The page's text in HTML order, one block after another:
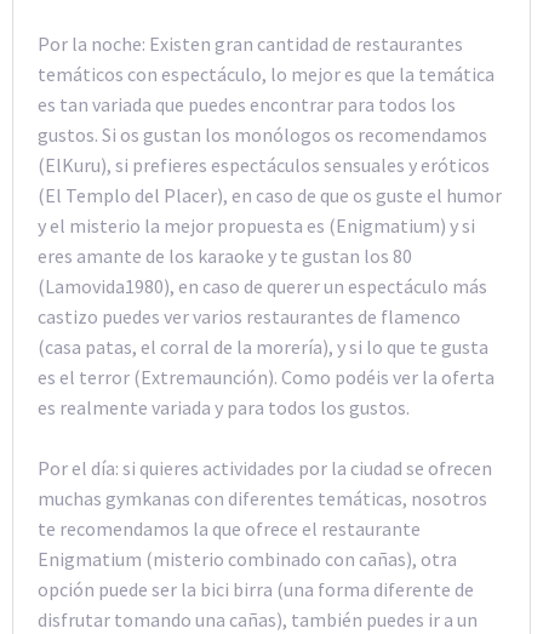
Por la noche: Existen gran cantidad de restaurantes
temáticos con espectáculo, lo mejor es que la temática
es tan variada que puedes encontrar para todos los
gustos. Si os gustan los monólogos os recomendamos
(ElKuru), si prefieres espectáculos sensuales y eróticos
(El Templo del Placer), en caso de que os guste el humor
y el misterio la mejor propuesta es (Enigmatium) y si
eres amante de los karaoke y te gustan los 80
(Lamovida1980), en caso de querer un espectáculo más
castizo puedes ver varios restaurantes de flamenco
(casa patas, el corral de la morería), y si lo que te gusta
es el terror (Extremaunción). Como podéis ver la oferta
es realmente variada y para todos los gustos.
Por el día: si quieres actividades por la ciudad se ofrecen
muchas gymkanas con diferentes temáticas, nosotros
te recomendamos la que ofrece el restaurante
Enigmatium (misterio combinado con cañas), otra
opción puede ser la bici birra (una forma diferente de
disfrutar tomando una cañas), también puedes ir a un